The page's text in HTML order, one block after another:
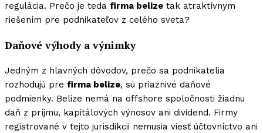
regulácia. Prečo je teda firma belize tak atraktívnym
riešením pre podnikateľov z celého sveta?
Daňové výhody a výnimky
Jedným z hlavných dôvodov, prečo sa podnikatelia
rozhodujú pre firma belize, sú priaznivé daňové
podmienky. Belize nemá na offshore spoločnosti žiadnu
daň z príjmu, kapitálových výnosov ani dividend. Firmy
registrované v tejto jurisdikcii nemusia viesť účtovníctvo ani